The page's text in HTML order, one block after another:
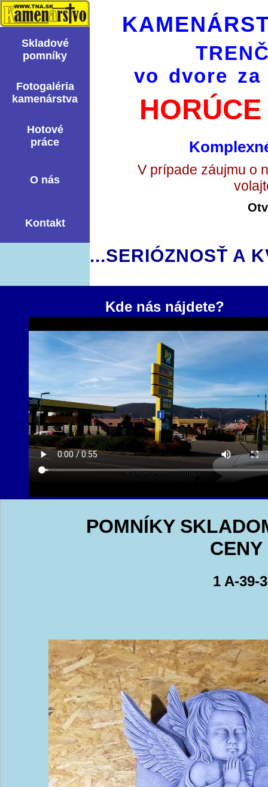
Skladové
pomní­ky
Fotogaléria
kamenárstva
Hotové
práce
O nás
Kontakt
vo dvore za
V prípade záujmu o
...SERIÓZNOSŤ A
Kde nás nájdete?
POMNÍKY
1 A-39-